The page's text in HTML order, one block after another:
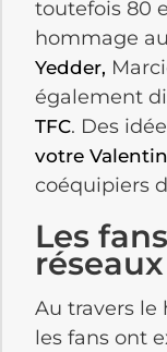
toutefois 80
hommage
Yedder,
également
TFC. Des
votre
coéquipiers
Les
Au travers le
les fans ont